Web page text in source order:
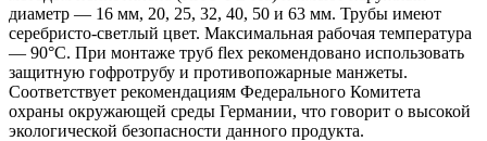
диаметр — 16 мм, 20, 25, 32, 40, 50 и 63 мм. Трубы имеют
серебристо-светлый цвет. Максимальная рабочая температура
— 90°С. При монтаже труб flex рекомендовано использовать
защитную гофротрубу и противопожарные манжеты.
Cоответствует рекомендациям Федерального Комитета
охраны окружающей среды Германии, что говорит о высокой
экологической безопасности данного продукта.